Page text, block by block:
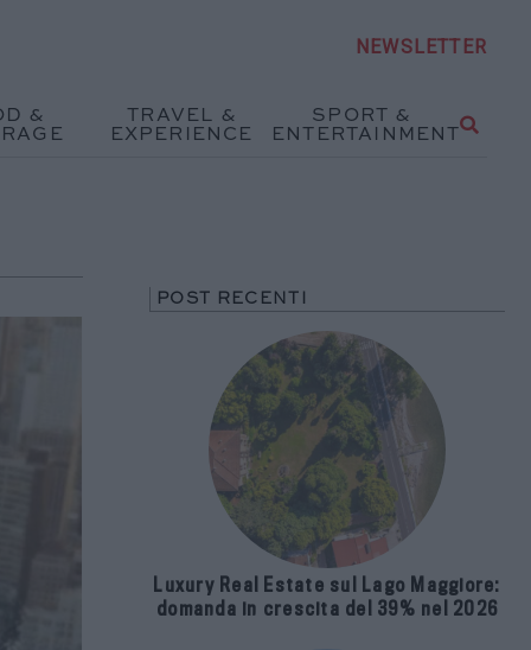
NEWSLETTER
&
TRAVEL &
EXPERIENCE
SPORT &
ENTERTAINMENT
POST RECENTI
Luxury Real Estate sul Lago Maggiore:
domanda in crescita del 39% nel 2026